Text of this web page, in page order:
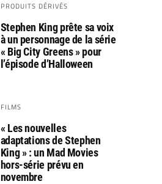
PRODUITS DÉRIVÉS
Stephen King prête sa voix
à un personnage de la série
« Big City Greens » pour
l’épisode d’Halloween
FILMS
« Les nouvelles
adaptations de Stephen
King » : un Mad Movies
hors-série prévu en
novembre